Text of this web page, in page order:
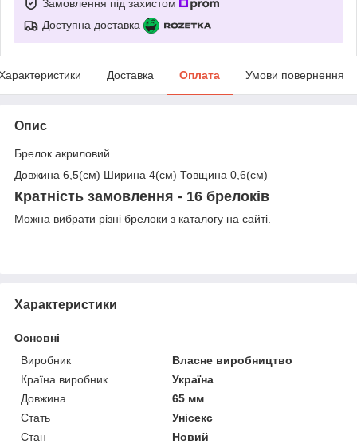
Замовлення під захистом
Доступна доставка
Доставка Оплата Умови повернення
Опис
Брелок акриловий.
Довжина 6,5(см) Ширина 4(см) Товщина 0,6(см)
Кратність замовлення - 16 брелоків
Можна вибрати різні брелоки з каталогу на сайті.
Характеристики
Основні
Виробник
Власне виробництво
Країна виробник
Україна
Довжина
65 мм
Стать
Унісекс
Стан
Новий